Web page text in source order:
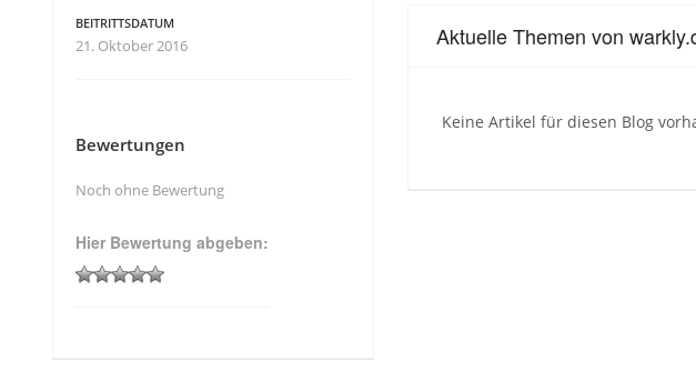
Aktuelle Themen von
Keine Artikel für diesen Blog
BEITRITTSDATUM
21. Oktober 2016
Bewertungen
Noch ohne Bewertung
Hier Bewertung abgeben: